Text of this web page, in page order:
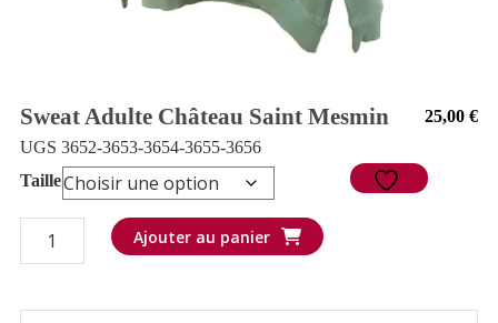
Sweat Adulte Château Saint Mesmin 25,00€
UGS 3652-3653-3654-3655-3656
Taille
quantité
de
Ajouter au panier